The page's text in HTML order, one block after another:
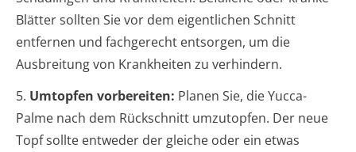
Blätter sollten Sie vor dem eigentlichen Schnitt
entfernen und fachgerecht entsorgen, um die
Ausbreitung von Krankheiten zu verhindern.
5. Umtopfen vorbereiten: Planen Sie, die Yucca-
Palme nach dem Rückschnitt umzutopfen. Der neue
Topf sollte entweder der gleiche oder ein etwas